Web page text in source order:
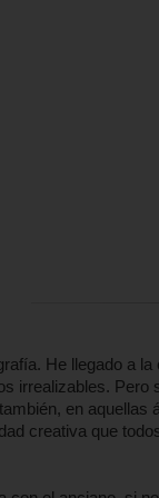
He llegado a
irrealizables. Pero
en aquellas
creativa que